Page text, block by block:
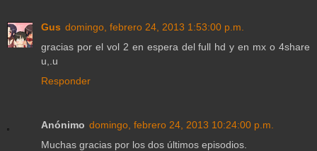
Gus domingo, febrero 24, 2013 1:53:00 p.m.
gracias por el vol 2 en espera del full hd y en mx o 4share
u,.u
Responder
Anónimo domingo, febrero 24, 2013 10:24:00 p.m.
Muchas gracias por los dos últimos episodios.